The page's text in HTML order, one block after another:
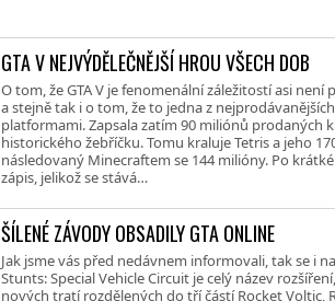
GTA V NEJVÝDĚLEČNĚJŠÍ HROU VŠECH DOB
O tom, že GTA V je fenomenální záležitostí asi
a stejně tak i o tom, že to jedna z
platformami. Zapsala zatím 90 miliónů prodaných
historického žebříčku. Tomu kraluje Tetris a jeho
následovaný Minecraftem se 144 milióny. Po
zápis, jelikož se stává…
ŠÍLENÉ ZÁVODY OBSADILY GTA ONLINE
Jak jsme vás před nedávnem informovali, tak se i
Stunts: Special Vehicle Circuit je celý název
nových tratí rozdělených do tří částí Rocket Voltic,